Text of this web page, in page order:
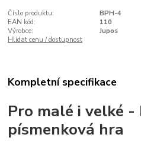
Číslo produktu:
BPH-4
EAN kód:
110
Výrobce:
Jupos
Hlídat cenu / dostupnost
Kompletní specifikace
Pro malé i velké -
písmenková hra